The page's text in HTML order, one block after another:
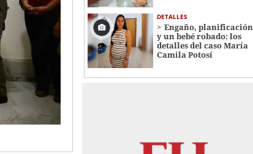
DETALLES
Engaño, planificación
y un bebé robado: los
detalles del caso María
Camila Potosí